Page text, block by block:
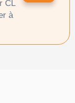
CL
à